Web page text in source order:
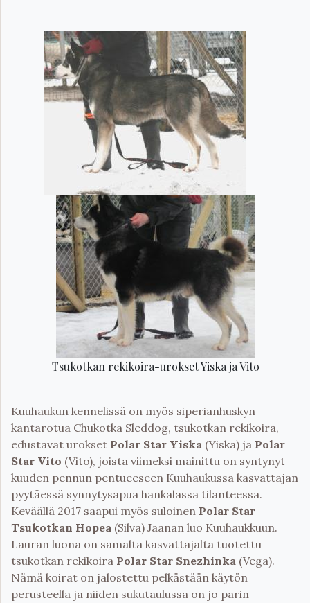
Tsukotkan rekikoira-urokset Yiska ja Vito
Kuuhaukun kennelissä on myös siperianhuskyn
kantarotua Chukotka Sleddog, tsukotkan rekikoira,
edustavat urokset Polar Star Yiska (Yiska) ja Polar
Star Vito (Vito), joista viimeksi mainittu on syntynyt
kuuden pennun pentueeseen Kuuhaukussa kasvattajan
pyytäessä synnytysapua hankalassa tilanteessa.
Keväällä 2017 saapui myös suloinen Polar Star
Tsukotkan Hopea (Silva) Jaanan luo Kuuhaukkuun.
Lauran luona on samalta kasvattajalta tuotettu
tsukotkan rekikoira Polar Star Snezhinka (Vega).
Nämä koirat on jalostettu pelkästään käytön
perusteella ja niiden sukutaulussa on jo parin